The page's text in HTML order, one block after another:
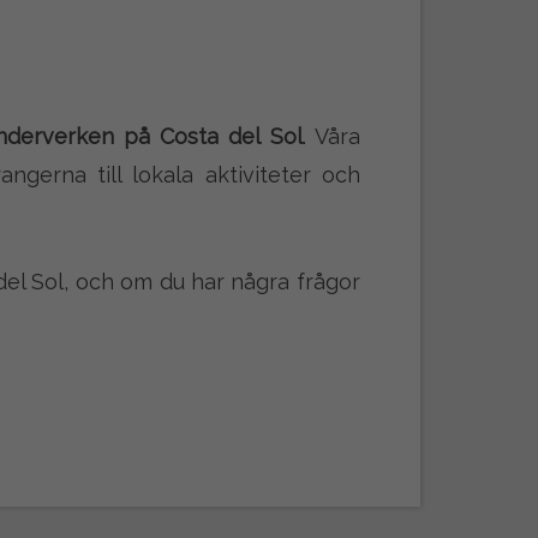
på Costa del Sol. Våra
till lokala aktiviteter och
Sol, och om du har några frågor